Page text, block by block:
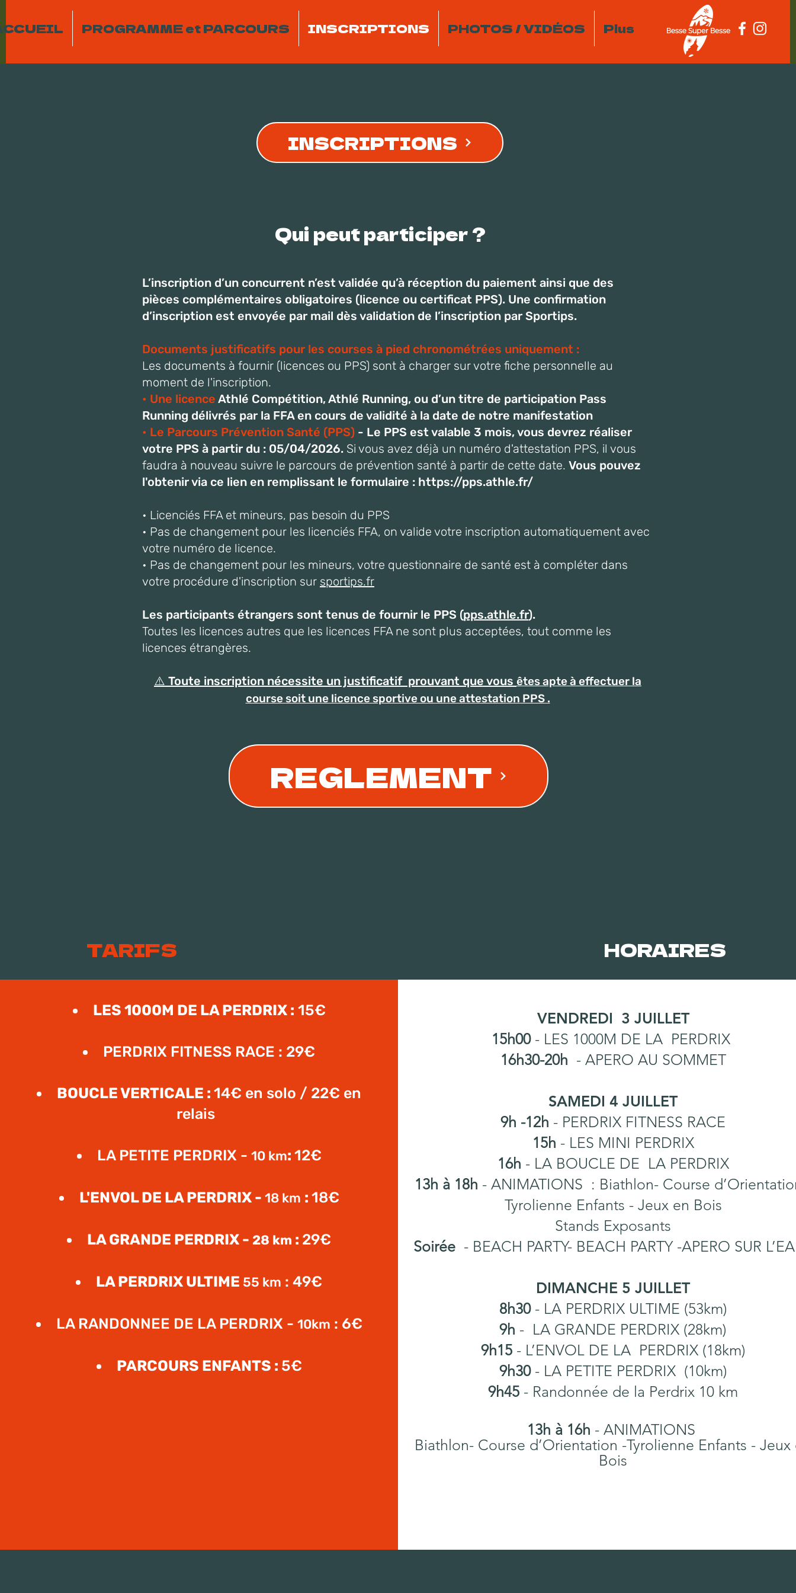
PROGRAMME et PARCOURS INSCRIPTIONS PHOTOS / VIDÉOS Plus
INSCRIPTIONS
Qui peut participer ?
L’inscription d’un concurrent n’est validée qu’à réception du paiement ainsi que des
pièces complémentaires obligatoires (licence ou certificat PPS). Une confirmation
d’inscription est envoyée par mail dès validation de l’inscription par Sportips.
Documents justificatifs pour les courses à pied chronométrées uniquement :
Les documents à fournir (licences ou PPS) sont à charger sur votre fiche personnelle au
moment de l'inscription.
• Une licence Athlé Compétition, Athlé Running, ou d’un titre de participation Pass
Running délivrés par la FFA en cours de validité à la date de notre manifestation
• Le Parcours Prévention Santé (PPS) - Le PPS est valable 3 mois, vous devrez réaliser
votre PPS à partir du : 05/04/2026. Si vous avez déjà un numéro d'attestation PPS, il vous
faudra à nouveau suivre le parcours de prévention santé à partir de cette date. Vous pouvez
l'obtenir via ce lien en remplissant le formulaire : https://pps.athle.fr/
• Licenciés FFA et mineurs, pas besoin du PPS
• Pas de changement pour les licenciés FFA, on valide votre inscription automatiquement avec
votre numéro de licence.
• Pas de changement pour les mineurs, votre questionnaire de santé est à compléter dans
votre procédure d'inscription sur sportips.fr
Les participants étrangers sont tenus de fournir le PPS (pps.athle.fr).
Toutes les licences autres que les licences FFA ne sont plus acceptées, tout comme les
licences étrangères.
⚠️ Toute inscription nécessite un justificatif prouvant que vous êtes apte à effectuer la
course soit une licence sportive ou une attestation PPS .
REGLEMENT
TARIFS HORAIRES
LES 1000M DE LA PERDRIX : 15€
PERDRIX FITNESS RACE : 29€
BOUCLE VERTICALE : 14€ en solo / 22€ en
relais
LA PETITE PERDRIX - 10 km: 12€
L'ENVOL DE LA PERDRIX - 18 km : 18€
LA GRANDE PERDRIX - 28 km : 29€
LA PERDRIX ULTIME 55 km : 49€
LA RANDONNEE DE LA PERDRIX - 10km : 6€
PARCOURS ENFANTS : 5€
VENDREDI 3 JUILLET
15h00- LES 1000M DE LA PERDRIX
16h30-20h - APERO AU SOMMET
SAMEDI 4 JUILLET
9h -12h - PERDRIX FITNESS RACE
15h - LES MINI PERDRIX
16h - LA BOUCLE DE LA PERDRIX
13h à 18h - ANIMATIONS : Biathlon- Course
Tyrolienne Enfants - Jeux en Bois
Stands Exposants
Soirée- BEACH PARTY- BEACH PARTY -APERO SUR
DIMANCHE 5 JUILLET
8h30 - LA PERDRIX ULTIME (53km)
9h - LA GRANDE PERDRIX (28km)
9h15- L’ENVOL DE LA PERDRIX (18km)
9h30- LA PETITE PERDRIX (10km)
9h45 - Randonnée de la Perdrix 10 km
13h à 16h - ANIMATIONS
Biathlon- Course d’Orientation -Tyrolienne Enfants - Jeux
Bois